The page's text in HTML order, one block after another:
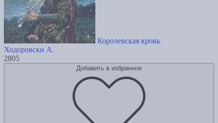
Королевская кровь
Ходоровски А.
2805
Добавить в избранное